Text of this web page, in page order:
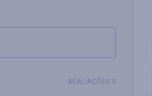
AVALIAÇÕES 0